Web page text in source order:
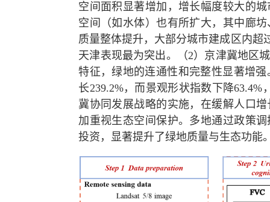
空间面积显著增加，增长幅度较大的
空间（如水体）也有所扩大，其中廊
质量整体提升，大部分城市建成区内超
天津表现最为突出。（2）京津冀地区
特征，绿地的连通性和完整性显著增
长239.2%，而景观形状指数下降63.4%
冀协同发展战略的实施，在缓解人口
加重视生态空间保护。多地通过政策
投资，显著提升了绿地质量与生态功能